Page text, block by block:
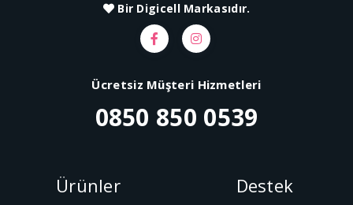
Bir Digicell Markasıdır.
Ücretsiz Müşteri Hizmetleri
0850 850 0539
Ürünler Destek